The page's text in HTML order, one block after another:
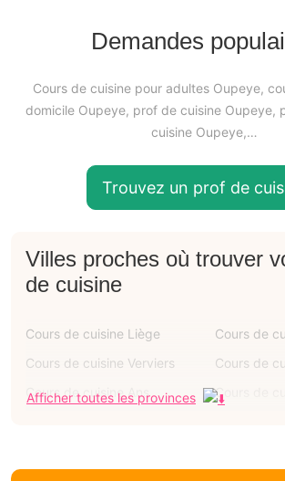
Demandes
Cours de cuisine pour adultes Oupeye,
domicile Oupeye, prof de cuisine Oupeye,
cuisine Oupeye,…
Trouvez un prof de
Villes proches où trouver
de cuisine
Cours de cuisine Liège
Cours de
Cours de cuisine Verviers
Cours de
Cours de cuisine Ans
Cours de
Afficher toutes les provinces